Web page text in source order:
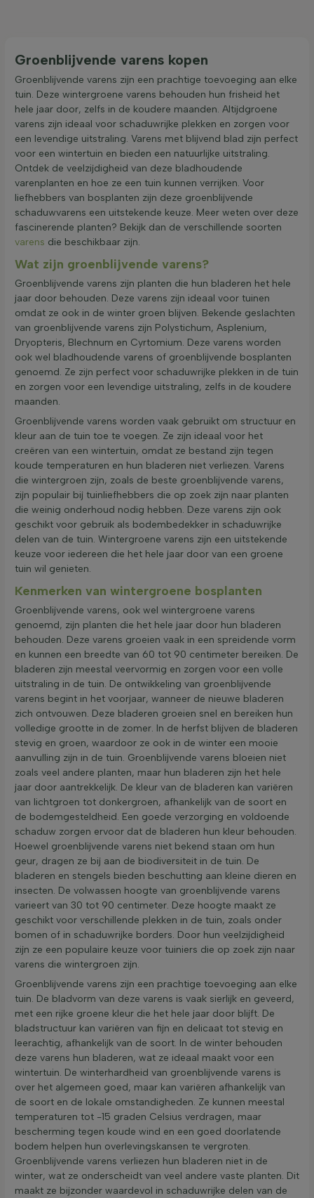
Groenblijvende varens kopen
Groenblijvende varens zijn een prachtige toevoeging aan elke
tuin. Deze wintergroene varens behouden hun frisheid het
hele jaar door, zelfs in de koudere maanden. Altijdgroene
varens zijn ideaal voor schaduwrijke plekken en zorgen voor
een levendige uitstraling. Varens met blijvend blad zijn perfect
voor een wintertuin en bieden een natuurlijke uitstraling.
Ontdek de veelzijdigheid van deze bladhoudende
varenplanten en hoe ze een tuin kunnen verrijken. Voor
liefhebbers van bosplanten zijn deze groenblijvende
schaduwvarens een uitstekende keuze. Meer weten over deze
fascinerende planten? Bekijk dan de verschillende soorten
varens die beschikbaar zijn.
Wat zijn groenblijvende varens?
Groenblijvende varens zijn planten die hun bladeren het hele
jaar door behouden. Deze varens zijn ideaal voor tuinen
omdat ze ook in de winter groen blijven. Bekende geslachten
van groenblijvende varens zijn Polystichum, Asplenium,
Dryopteris, Blechnum en Cyrtomium. Deze varens worden
ook wel bladhoudende varens of groenblijvende bosplanten
genoemd. Ze zijn perfect voor schaduwrijke plekken in de tuin
en zorgen voor een levendige uitstraling, zelfs in de koudere
maanden.
Groenblijvende varens worden vaak gebruikt om structuur en
kleur aan de tuin toe te voegen. Ze zijn ideaal voor het
creëren van een wintertuin, omdat ze bestand zijn tegen
koude temperaturen en hun bladeren niet verliezen. Varens
die wintergroen zijn, zoals de beste groenblijvende varens,
zijn populair bij tuinliefhebbers die op zoek zijn naar planten
die weinig onderhoud nodig hebben. Deze varens zijn ook
geschikt voor gebruik als bodembedekker in schaduwrijke
delen van de tuin. Wintergroene varens zijn een uitstekende
keuze voor iedereen die het hele jaar door van een groene
tuin wil genieten.
Kenmerken van wintergroene bosplanten
Groenblijvende varens, ook wel wintergroene varens
genoemd, zijn planten die het hele jaar door hun bladeren
behouden. Deze varens groeien vaak in een spreidende vorm
en kunnen een breedte van 60 tot 90 centimeter bereiken. De
bladeren zijn meestal veervormig en zorgen voor een volle
uitstraling in de tuin. De ontwikkeling van groenblijvende
varens begint in het voorjaar, wanneer de nieuwe bladeren
zich ontvouwen. Deze bladeren groeien snel en bereiken hun
volledige grootte in de zomer. In de herfst blijven de bladeren
stevig en groen, waardoor ze ook in de winter een mooie
aanvulling zijn in de tuin. Groenblijvende varens bloeien niet
zoals veel andere planten, maar hun bladeren zijn het hele
jaar door aantrekkelijk. De kleur van de bladeren kan variëren
van lichtgroen tot donkergroen, afhankelijk van de soort en
de bodemgesteldheid. Een goede verzorging en voldoende
schaduw zorgen ervoor dat de bladeren hun kleur behouden.
Hoewel groenblijvende varens niet bekend staan om hun
geur, dragen ze bij aan de biodiversiteit in de tuin. De
bladeren en stengels bieden beschutting aan kleine dieren en
insecten. De volwassen hoogte van groenblijvende varens
varieert van 30 tot 90 centimeter. Deze hoogte maakt ze
geschikt voor verschillende plekken in de tuin, zoals onder
bomen of in schaduwrijke borders. Door hun veelzijdigheid
zijn ze een populaire keuze voor tuiniers die op zoek zijn naar
varens die wintergroen zijn.
Groenblijvende varens zijn een prachtige toevoeging aan elke
tuin. De bladvorm van deze varens is vaak sierlijk en geveerd,
met een rijke groene kleur die het hele jaar door blijft. De
bladstructuur kan variëren van fijn en delicaat tot stevig en
leerachtig, afhankelijk van de soort. In de winter behouden
deze varens hun bladeren, wat ze ideaal maakt voor een
wintertuin. De winterhardheid van groenblijvende varens is
over het algemeen goed, maar kan variëren afhankelijk van
de soort en de lokale omstandigheden. Ze kunnen meestal
temperaturen tot -15 graden Celsius verdragen, maar
bescherming tegen koude wind en een goed doorlatende
bodem helpen hun overlevingskansen te vergroten.
Groenblijvende varens verliezen hun bladeren niet in de
winter, wat ze onderscheidt van veel andere vaste planten. Dit
maakt ze bijzonder waardevol in schaduwrijke delen van de